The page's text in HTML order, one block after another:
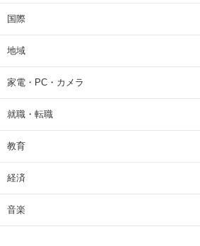
国際
地域
家電・PC・カメラ
就職・転職
教育
経済
音楽